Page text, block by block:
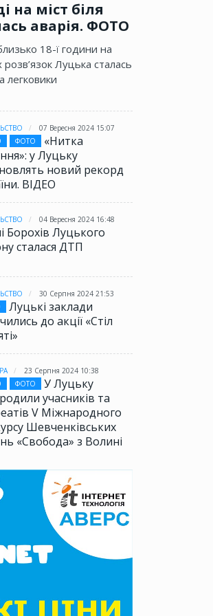
на міст біля
аварія. ФОТО
18-ї години на
Луцька сталась
легковики
07 Вересня 2024 15:07
ФОТО
«Нитка
у Луцьку
новий рекорд
ВІДЕО
04 Вересня 2024 16:48
Борохів Луцького
сталася ДТП
30 Серпня 2024 21:53
Луцькі заклади
до акції «Стіл
23 Серпня 2024 10:38
ФОТО
У Луцьку
учасників та
V Міжнародного
Шевченківських
«Свобода» з Волині